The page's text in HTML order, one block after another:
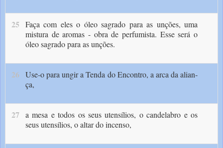
25
Faça com eles o óleo sagrado para as unções, uma
mistura de aromas - obra de perfumista. Esse será o
óleo sagrado para as unções.
26 Use-o para ungir a Tenda do Encontro, a arca da alian­
ça,
27 a mesa e todos os seus utensílios, o cande­labro e os
seus utensílios, o altar do incenso,